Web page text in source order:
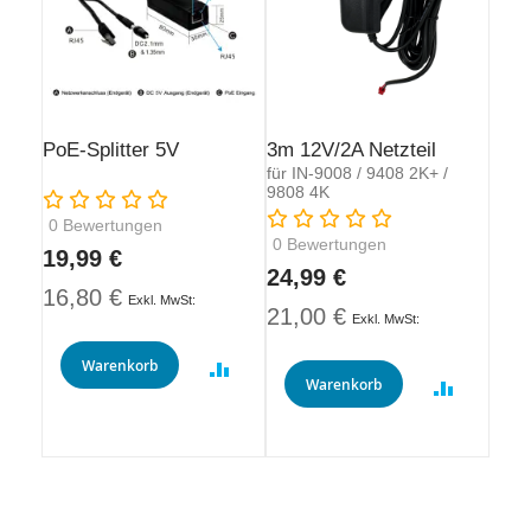
PoE-Splitter 5V
Rating:
0 Bewertungen
19,99 €
16,80 €
Warenkorb
3m 12V/2A Netzteil
für IN-9008 / 9408 2K+ /
9808 4K
Rating:
0 Bewertungen
24,99 €
21,00 €
Warenkorb